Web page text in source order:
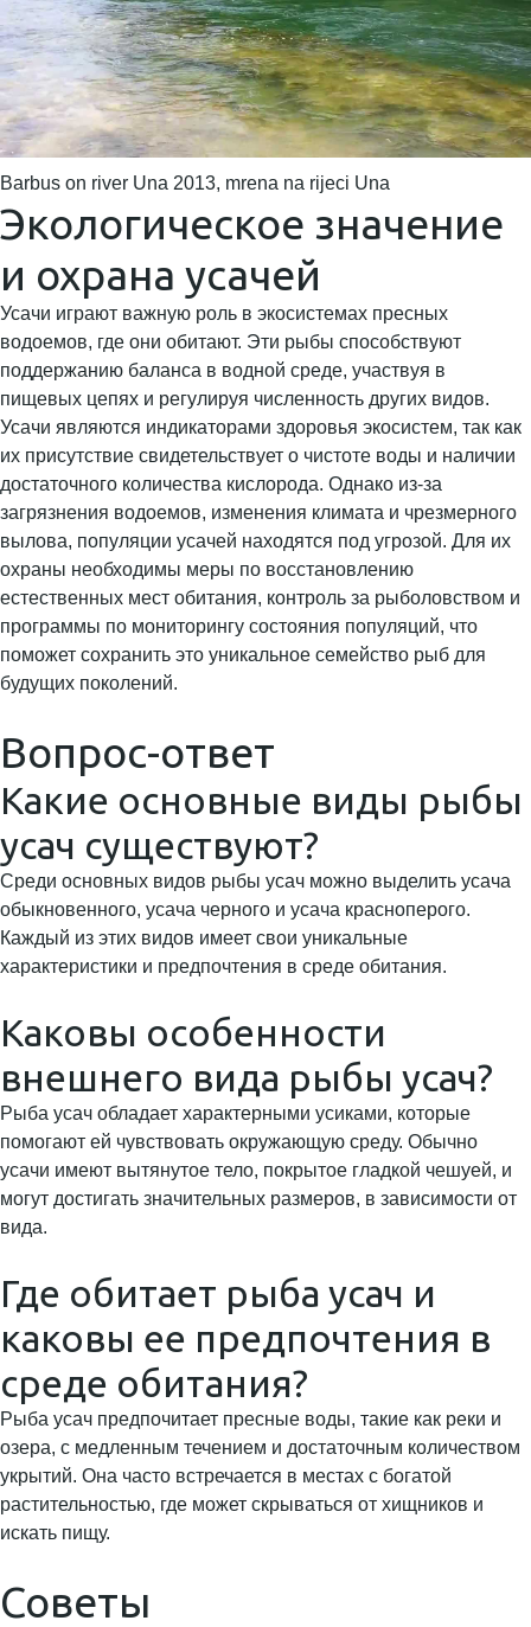
Barbus on river Una 2013, mrena na rijeci Una
Экологическое значение
и охрана усачей
Усачи играют важную роль в экосистемах пресных
водоемов, где они обитают. Эти рыбы способствуют
поддержанию баланса в водной среде, участвуя в
пищевых цепях и регулируя численность других видов.
Усачи являются индикаторами здоровья экосистем, так как
их присутствие свидетельствует о чистоте воды и наличии
достаточного количества кислорода. Однако из-за
загрязнения водоемов, изменения климата и чрезмерного
вылова, популяции усачей находятся под угрозой. Для их
охраны необходимы меры по восстановлению
естественных мест обитания, контроль за рыболовством и
программы по мониторингу состояния популяций, что
поможет сохранить это уникальное семейство рыб для
будущих поколений.
Вопрос-ответ
Какие основные виды рыбы
усач существуют?
Среди основных видов рыбы усач можно выделить усача
обыкновенного, усача черного и усача красноперого.
Каждый из этих видов имеет свои уникальные
характеристики и предпочтения в среде обитания.
Каковы особенности
внешнего вида рыбы усач?
Рыба усач обладает характерными усиками, которые
помогают ей чувствовать окружающую среду. Обычно
усачи имеют вытянутое тело, покрытое гладкой чешуей, и
могут достигать значительных размеров, в зависимости от
вида.
Где обитает рыба усач и
каковы ее предпочтения в
среде обитания?
Рыба усач предпочитает пресные воды, такие как реки и
озера, с медленным течением и достаточным количеством
укрытий. Она часто встречается в местах с богатой
растительностью, где может скрываться от хищников и
искать пищу.
Советы